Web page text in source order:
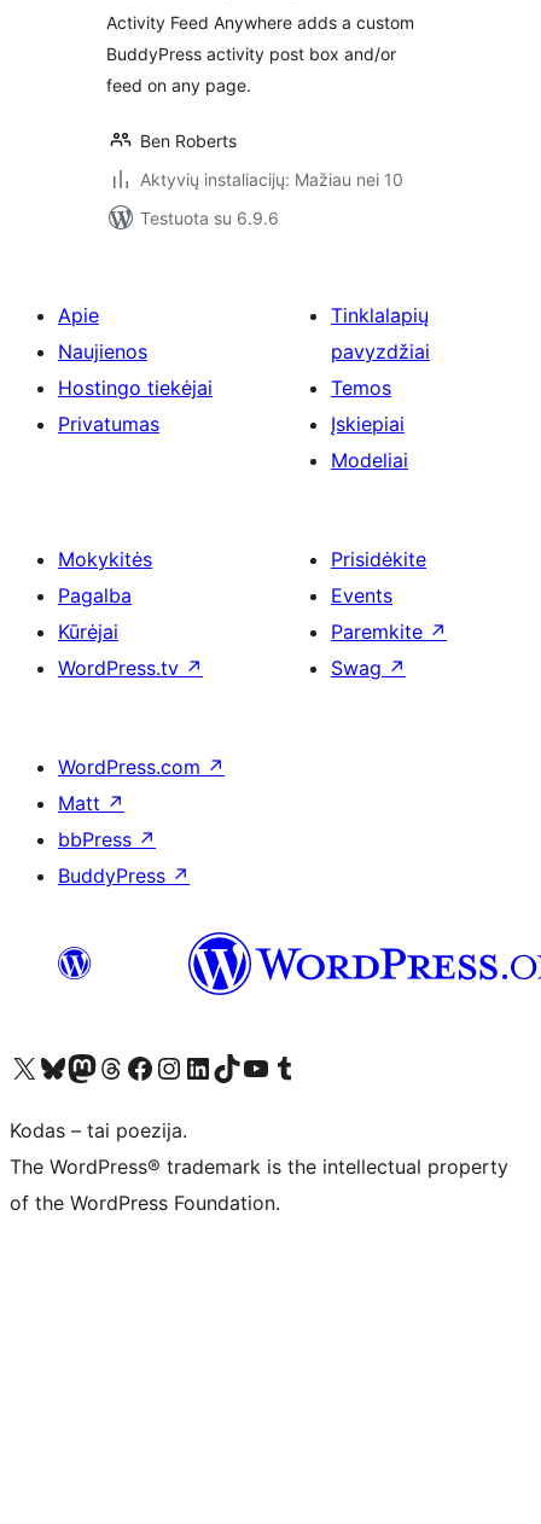
Activity Feed Anywhere adds a custom
BuddyPress activity post box and/or
feed on any page.
Ben Roberts
Aktyvių instaliacijų: Mažiau nei 10
Testuota su 6.9.6
Apie
Naujienos
Hostingo tiekėjai
Privatumas
Tinklalapių
pavyzdžiai
Temos
Įskiepiai
Modeliai
Mokykitės
Pagalba
Kūrėjai
WordPress.tv ↗
Prisidėkite
Events
Paremkite ↗
Swag ↗
WordPress.com ↗
Matt ↗
bbPress ↗
BuddyPress ↗
Visit our X (formerly Twitter) account
Apsilankykite mūsų Bluesky paskyroje
Visit our Mastodon account
Apsilankykite mūsų Threads paskyroje
Visit our Facebook page
Visit our Instagram account
Visit our LinkedIn account
Apsilankykite mūsų TikTok paskyroje
Visit our YouTube channel
Apsilankykite mūsų Tumblr paskyroje
Kodas – tai poezija.
The WordPress® trademark is the intellectual property
of the WordPress Foundation.